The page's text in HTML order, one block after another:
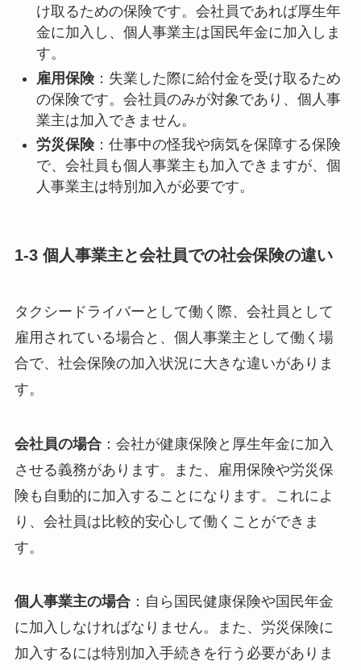
け取るための保険です。会社員であれば厚生年
金に加入し、個人事業主は国民年金に加入しま
す。
雇用保険：失業した際に給付金を受け取るため
の保険です。会社員のみが対象であり、個人事
業主は加入できません。
労災保険：仕事中の怪我や病気を保障する保険
で、会社員も個人事業主も加入できますが、個
人事業主は特別加入が必要です。
1-3 個人事業主と会社員での社会保険の違い
タクシードライバーとして働く際、会社員として
雇用されている場合と、個人事業主として働く場
合で、社会保険の加入状況に大きな違いがありま
す。
会社員の場合：会社が健康保険と厚生年金に加入
させる義務があります。また、雇用保険や労災保
険も自動的に加入することになります。これによ
り、会社員は比較的安心して働くことができま
す。
個人事業主の場合：自ら国民健康保険や国民年金
に加入しなければなりません。また、労災保険に
加入するには特別加入手続きを行う必要がありま